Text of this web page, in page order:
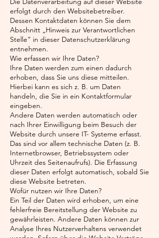
erfolgt durch den Websitebetreiber.
Dessen Kontaktdaten können Sie dem
Abschnitt „Hinweis zur Verantwortlichen
Stelle“ in dieser Datenschutzerklärung
entnehmen.
Wie erfassen wir Ihre Daten?
Ihre Daten werden zum einen dadurch
erhoben, dass Sie uns diese mitteilen.
Hierbei kann es sich z. B. um Daten
handeln, die Sie in ein Kontaktformular
eingeben.
Andere Daten werden automatisch oder
nach Ihrer Einwilligung beim Besuch der
Website durch unsere IT- Systeme erfasst.
Das sind vor allem technische Daten (z. B.
Internetbrowser, Betriebssystem oder
Uhrzeit des Seitenaufrufs). Die Erfassung
dieser Daten erfolgt automatisch, sobald Sie
diese Website betreten.
Wofür nutzen wir Ihre Daten?
Ein Teil der Daten wird erhoben, um eine
fehlerfreie Bereitstellung der Website zu
gewährleisten. Andere Daten können zur
Analyse Ihres Nutzerverhaltens verwendet